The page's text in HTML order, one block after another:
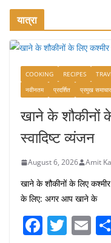
यात्रा
COOKING RECIPES
नवीनतम
प्रदर्शित प्रमुख समाचार
खाने के शौकीनों
स्वादिष्ट व्यंजन
August 6, 2026 Amit
खाने के शौकीनों के लिए
के लिए: अगर आप खाने के
F T E